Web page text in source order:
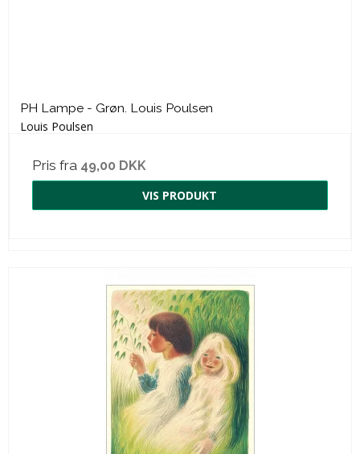
PH Lampe - Grøn. Louis Poulsen
Louis Poulsen
Pris fra 49,00 DKK
VIS PRODUKT